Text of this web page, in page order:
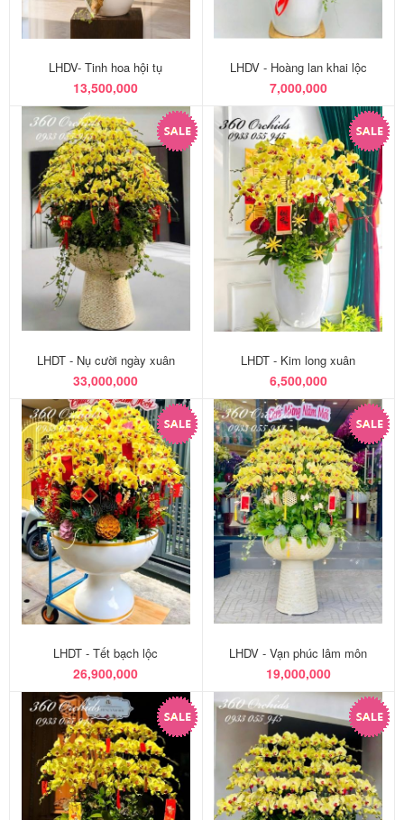
LHDV- Tinh hoa hội tụ
13,500,000
LHDV - Hoàng lan khai lộc
7,000,000
LHDT - Nụ cười ngày xuân
33,000,000
LHDT - Kim long xuân
6,500,000
LHDT - Tết bạch lộc
26,900,000
LHDV - Vạn phúc lâm môn
19,000,000